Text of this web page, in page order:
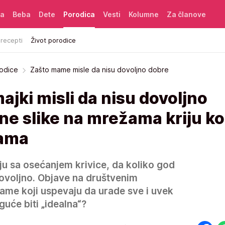
Beba Dete Porodica
Život porodice
Vesti Kolumne Za članove
Zašto mame misle da nisu dovoljno dobre
misli da nisu dovoljno
slike na mrežama kriju
sa osećanjem krivice, da koliko god
Objave na društvenim
koji uspevaju da urade sve i uvek
biti „idealna“?